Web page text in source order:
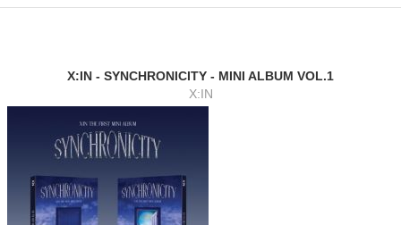
X:IN - SYNCHRONICITY - MINI ALBUM VOL.1
X:IN